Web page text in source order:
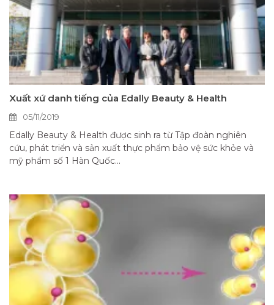
Xuất xứ danh tiếng của Edally Beauty & Health
05/11/2019
Edally Beauty & Health được sinh ra từ Tập đoàn nghiên
cứu, phát triển và sản xuất thực phẩm bảo vệ sức khỏe và
mỹ phẩm số 1 Hàn Quốc...